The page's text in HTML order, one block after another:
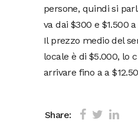
persone, quindi si
va dai $300 e $1.500
Il prezzo medio del
locale è di $5.000, lo
arrivare fino a a
Share: